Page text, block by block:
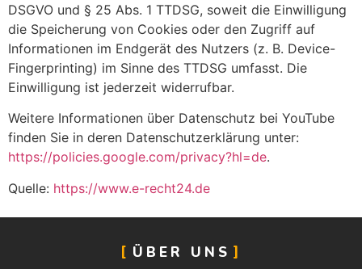
DSGVO und § 25 Abs. 1 TTDSG, soweit die Einwilligung
die Speicherung von Cookies oder den Zugriff auf
Informationen im Endgerät des Nutzers (z. B. Device-
Fingerprinting) im Sinne des TTDSG umfasst. Die
Einwilligung ist jederzeit widerrufbar.
Weitere Informationen über Datenschutz bei YouTube
finden Sie in deren Datenschutzerklärung unter:
https://policies.google.com/privacy?hl=de.
Quelle: https://www.e-recht24.de
ÜBER UNS